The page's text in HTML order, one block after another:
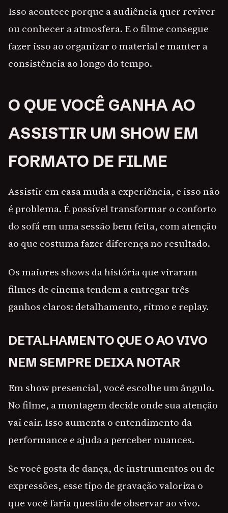
Isso acontece porque a audiência quer reviver
ou conhecer a atmosfera. E o filme consegue
fazer isso ao organizar o material e manter a
consistência ao longo do tempo.
O QUE VOCÊ GANHA AO
ASSISTIR UM SHOW EM
FORMATO DE FILME
Assistir em casa muda a experiência, e isso não
é problema. É possível transformar o conforto
do sofá em uma sessão bem feita, com atenção
ao que costuma fazer diferença no resultado.
Os maiores shows da história que viraram
filmes de cinema tendem a entregar três
ganhos claros: detalhamento, ritmo e replay.
DETALHAMENTO QUE O AO VIVO
NEM SEMPRE DEIXA NOTAR
Em show presencial, você escolhe um ângulo.
No filme, a montagem decide onde sua atenção
vai cair. Isso aumenta o entendimento da
performance e ajuda a perceber nuances.
Se você gosta de dança, de instrumentos ou de
expressões, esse tipo de gravação valoriza o
que você faria questão de observar ao vivo.